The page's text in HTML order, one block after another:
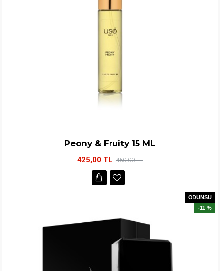
Peony & Fruity 15 ML
425,00 TL 450,00 TL
ODUNSU
-11 %